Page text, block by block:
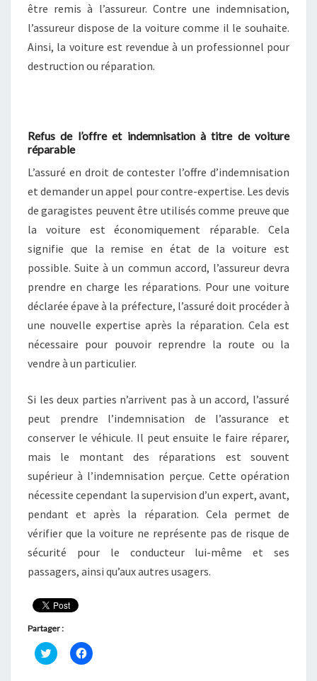
être remis à l’assureur. Contre une indemnisation,
l’assureur dispose de la voiture comme il le souhaite.
Ainsi, la voiture est revendue à un professionnel pour
destruction ou réparation.
Refus de l’offre et indemnisation à titre de voiture
réparable
L’assuré en droit de contester l’offre d’indemnisation
et demander un appel pour contre-expertise. Les devis
de garagistes peuvent être utilisés comme preuve que
la voiture est économiquement réparable. Cela
signifie que la remise en état de la voiture est
possible. Suite à un commun accord, l’assureur devra
prendre en charge les réparations. Pour une voiture
déclarée épave à la préfecture, l’assuré doit procéder à
une nouvelle expertise après la réparation. Cela est
nécessaire pour pouvoir reprendre la route ou la
vendre à un particulier.
Si les deux parties n’arrivent pas à un accord, l’assuré
peut prendre l’indemnisation de l’assurance et
conserver le véhicule. Il peut ensuite le faire réparer,
mais le montant des réparations est souvent
supérieur à l’indemnisation perçue. Cette opération
nécessite cependant la supervision d’un expert, avant,
pendant et après la réparation. Cela permet de
vérifier que la voiture ne représente pas de risque de
sécurité pour le conducteur lui-même et ses
passagers, ainsi qu’aux autres usagers.
Partager :
C
l
C
l